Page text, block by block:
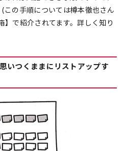
この手順については樽本徹也さん
】で紹介されてます。詳しく知り
いつくままにリストアップす